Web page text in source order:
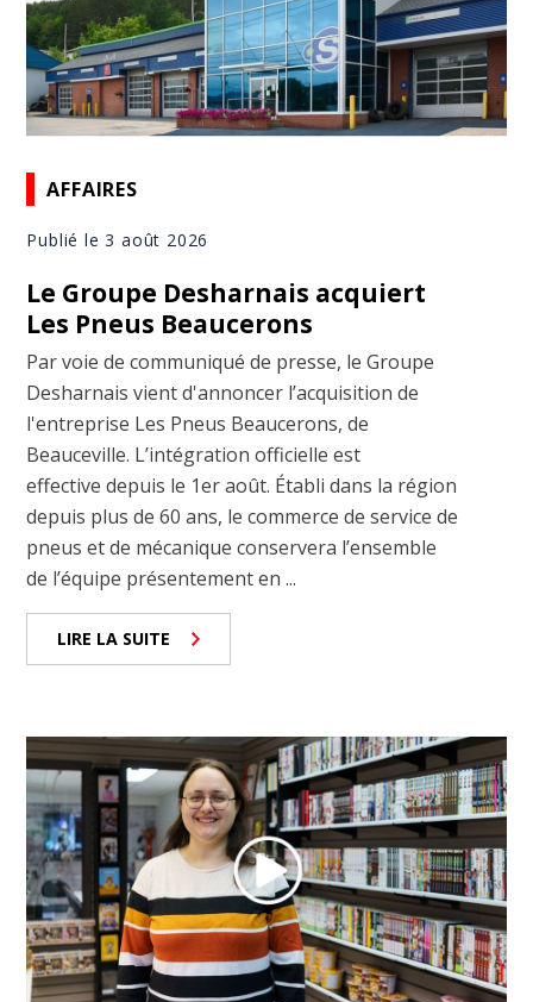
AFFAIRES
Publié le 3 août 2026
Le Groupe Desharnais acquiert
Les Pneus Beaucerons
Par voie de communiqué de presse, le Groupe
Desharnais vient d'annoncer l’acquisition de
l'entreprise Les Pneus Beaucerons, de
Beauceville. L’intégration officielle est
effective depuis le 1er août. Établi dans la région
depuis plus de 60 ans, le commerce de service de
pneus et de mécanique conservera l’ensemble
de l’équipe présentement en ...
LIRE LA SUITE